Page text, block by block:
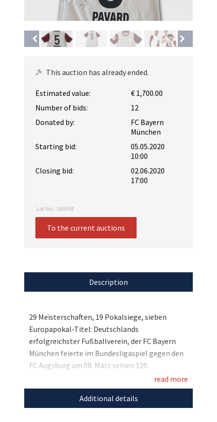
This auction has already ended.
Estimated value:
€ 1,700.00
Number of bids:
12
Donated by:
FC Bayern
München
Starting bid:
05.05.2020
10:00
Closing bid:
02.06.2020
17:00
Lot No.: 169393
To the current auctions
Description
29 Meisterschaften, 19 Pokalsiege, sieben
Europapokal-Titel: Deutschlands
erfolgreichster Fußballverein, der FC Bayern
München feierte im Bundesligaspiel gegen den
FC Augsburg am 08. März seinen 120.
Geburtstag. Und wir dürfen für alle Fans ein
echtes Highlight versteigern, denn wir haben
eines der begehrten Jubiläumstrikots, die extra
read more
Additional details